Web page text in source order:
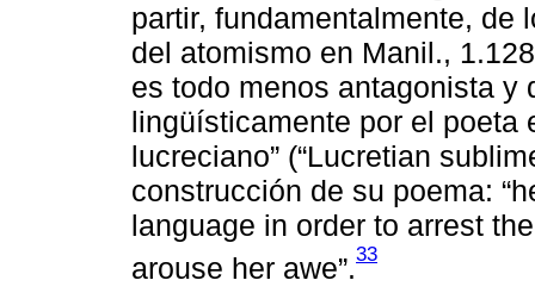
partir, fundamentalmente, de
del atomismo en Manil.,
es todo menos antagonista y
lingüísticamente por el poeta
lucreciano” (“Lucretian
construcción de su poema:
language in order to arrest
arouse her awe”.33